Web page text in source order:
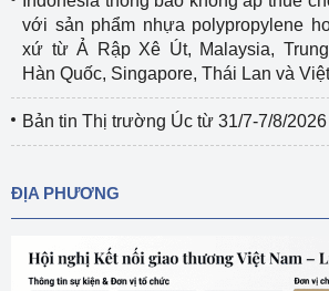
với sản phẩm nhựa polypropylene
xứ từ Ả Rập Xê Út, Malaysia,
Hàn Quốc, Singapore, Thái Lan và
Bản tin Thị trường Úc từ 31/7-7/8/2026
ĐỊA PHƯƠNG